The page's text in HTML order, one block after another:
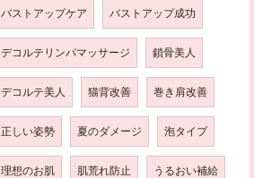
バストアップケア バストアップ成功
デコルテリンパマッサージ 鎖骨美人
デコルテ美人 猫背改善 巻き肩改善
正しい姿勢 夏のダメージ 泡タイプ
理想のお肌 肌荒れ防止 うるおい補給